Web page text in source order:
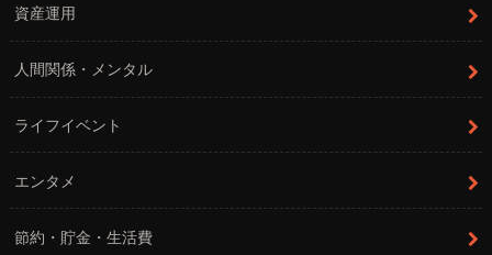
資産運用
人間関係・メンタル
ライフイベント
エンタメ
節約・貯金・生活費